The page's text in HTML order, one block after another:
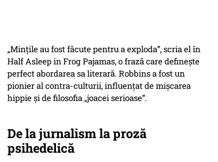
„Mințile au fost făcute pentru a exploda”, scria el în
Half Asleep in Frog Pajamas, o frază care definește
perfect abordarea sa literară. Robbins a fost un
pionier al contra-culturii, influențat de mișcarea
hippie și de filosofia „joacei serioase”.
De la jurnalism la proză
psihedelică